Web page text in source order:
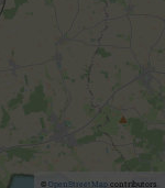
© OpenStreetMapcontributors.